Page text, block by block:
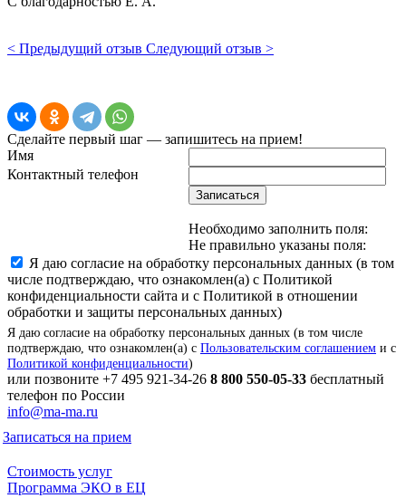
< Предыдущий отзыв Следующий отзыв >
Сделайте первый шаг — запишитесь на прием!
Имя
Контактный телефон
Записаться
Необходимо заполнить поля:
Не правильно указаны поля:
Я даю согласие на обработку персональных данных (в том
числе подтверждаю, что ознакомлен(а) с Политикой
конфиденциальности сайта и с Политикой в отношении
обработки и защиты персональных данных)
Я даю согласие на обработку персональных данных (в том числе
подтверждаю, что ознакомлен(а) с Пользовательским соглашением и с
Политикой конфиденциальности)
или позвоните +7 495 921-34-26 8 800 550-05-33 бесплатный
телефон по России
info@ma-ma.ru
Записаться на прием
Стоимость услуг
Программа ЭКО в ЕЦ